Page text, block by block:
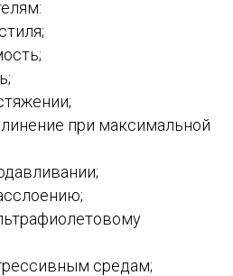
при максимальной
средам;